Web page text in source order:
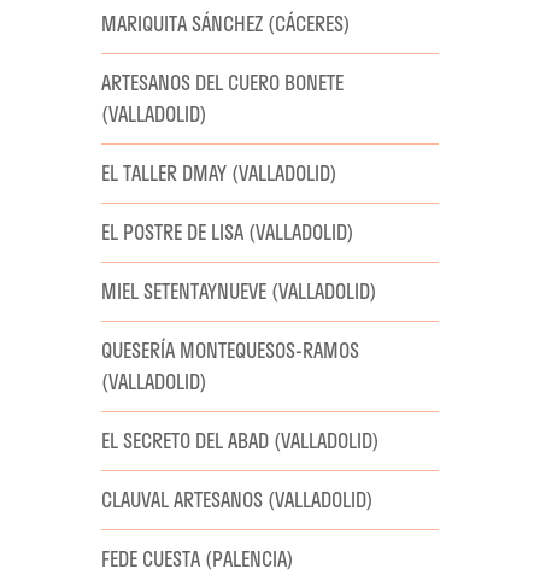
MARIQUITA SÁNCHEZ (CÁCERES)
ARTESANOS DEL CUERO BONETE
(VALLADOLID)
EL TALLER DMAY (VALLADOLID)
EL POSTRE DE LISA (VALLADOLID)
MIEL SETENTAYNUEVE (VALLADOLID)
QUESERÍA MONTEQUESOS-RAMOS
(VALLADOLID)
EL SECRETO DEL ABAD (VALLADOLID)
CLAUVAL ARTESANOS (VALLADOLID)
FEDE CUESTA (PALENCIA)